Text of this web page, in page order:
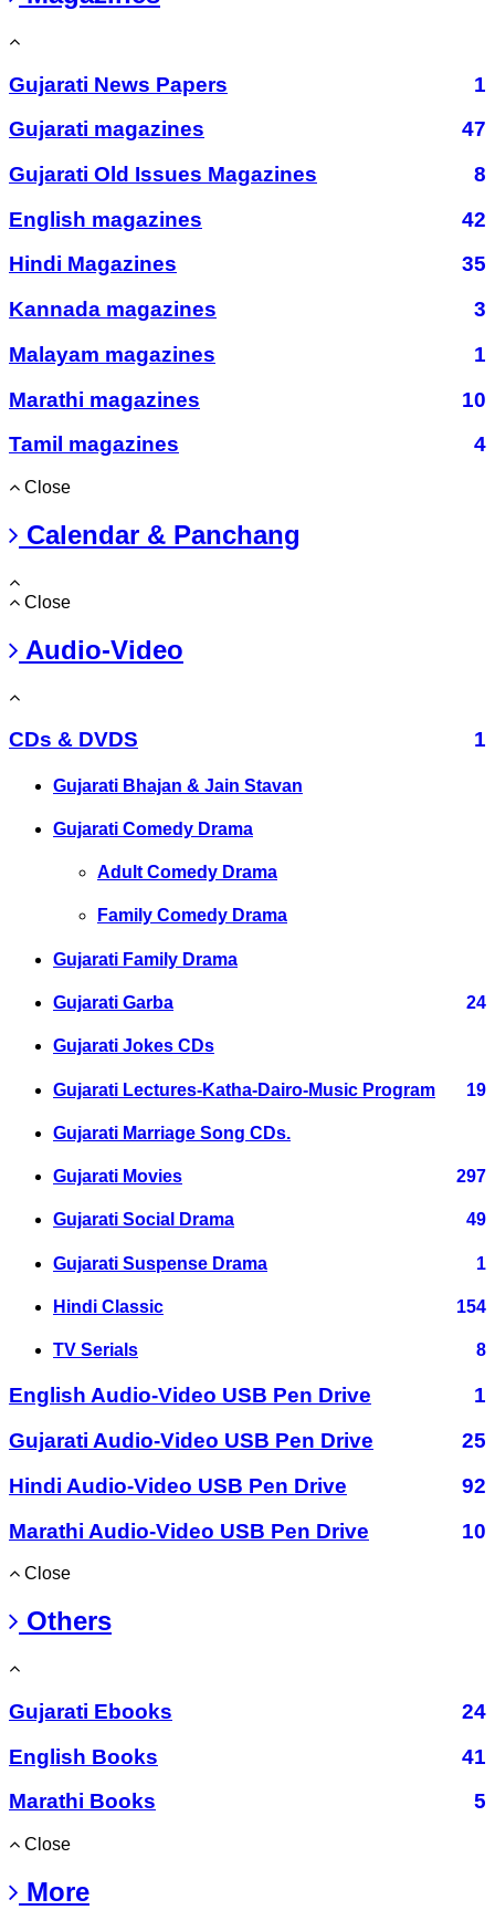
Gujarati News Papers
1
Gujarati magazines
47
Gujarati Old Issues Magazines
8
English magazines
42
Hindi Magazines
35
Kannada magazines
3
Malayam magazines
1
Marathi magazines
10
Tamil magazines
4
Close
Calendar & Panchang
Close
Audio-Video
CDs & DVDS 1
Gujarati Bhajan & Jain Stavan
Gujarati Comedy Drama
Adult Comedy Drama
Family Comedy Drama
Gujarati Family Drama
Gujarati Garba 24
Gujarati Jokes CDs
Gujarati Lectures-Katha-Dairo-Music Program 19
Gujarati Marriage Song CDs.
Gujarati Movies 297
Gujarati Social Drama 49
Gujarati Suspense Drama 1
Hindi Classic 154
TV Serials 8
English Audio-Video USB Pen Drive
1
Gujarati Audio-Video USB Pen Drive
25
Hindi Audio-Video USB Pen Drive
92
Marathi Audio-Video USB Pen Drive
10
Close
Others
Gujarati Ebooks
24
English Books
41
Marathi Books
5
Close
More